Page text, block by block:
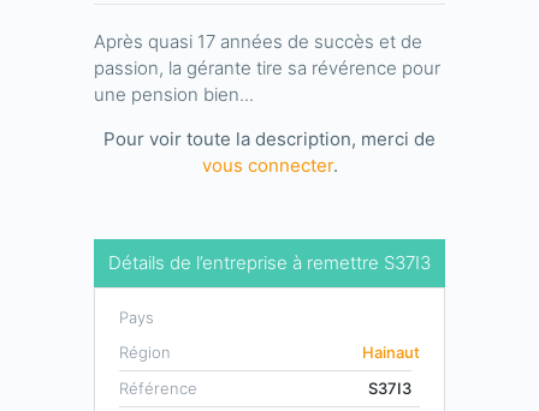
Après quasi 17 années de succès et de
passion, la gérante tire sa révérence pour
une pension bien...
Pour voir toute la description, merci de
vous connecter.
Détails de l’entreprise à remettre S37I3
Pays
Région
Hainaut
Référence
S37I3